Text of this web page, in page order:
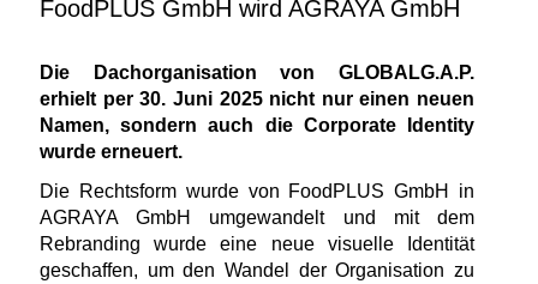
FoodPLUS GmbH wird AGRAYA GmbH
Die Dachorganisation von GLOBALG.A.P.
erhielt per 30. Juni 2025 nicht nur einen neuen
Namen, sondern auch die Corporate Identity
wurde erneuert.
Die Rechtsform wurde von FoodPLUS GmbH in
AGRAYA GmbH umgewandelt und mit dem
Rebranding wurde eine neue visuelle Identität
geschaffen, um den Wandel der Organisation zu